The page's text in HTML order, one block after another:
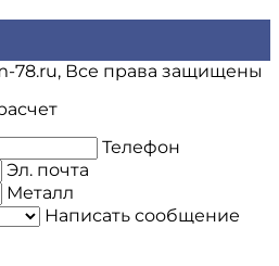
78.ru, Все права защищены
Телефон
Эл. почта
Металл
Написать сообщение